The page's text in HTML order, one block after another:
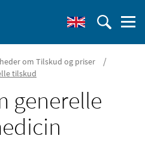
om Tilskud og priser /
tilskud
generelle